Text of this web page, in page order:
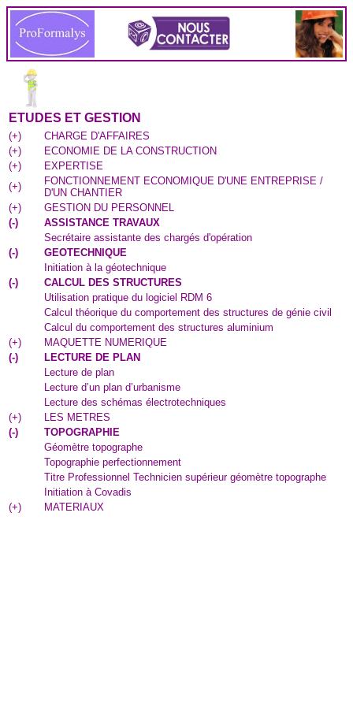
ETUDES ET GESTION
(+)
CHARGE D'AFFAIRES
(+)
ECONOMIE DE LA CONSTRUCTION
(+)
EXPERTISE
(+)
FONCTIONNEMENT ECONOMIQUE D'UNE ENTREPRISE /
D'UN CHANTIER
(+)
GESTION DU PERSONNEL
(-)
ASSISTANCE TRAVAUX
Secrétaire assistante des chargés d'opération
(-)
GEOTECHNIQUE
Initiation à la géotechnique
(-)
CALCUL DES STRUCTURES
Utilisation pratique du logiciel RDM 6
Calcul théorique du comportement des structures de génie civil
Calcul du comportement des structures aluminium
(+)
MAQUETTE NUMERIQUE
(-)
LECTURE DE PLAN
Lecture de plan
Lecture d’un plan d’urbanisme
Lecture des schémas électrotechniques
(+)
LES METRES
(-)
TOPOGRAPHIE
Géomètre topographe
Topographie perfectionnement
Titre Professionnel Technicien supérieur géomètre topographe
Initiation à Covadis
(+) MATERIAUX